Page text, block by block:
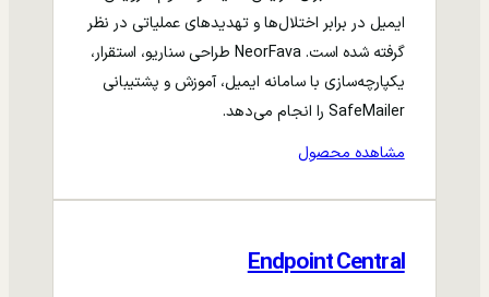
ایمیل در برابر اختلال‌ها و تهدیدهای عملیاتی در نظر
گرفته شده است. NeorFava طراحی سناریو، استقرار،
یکپارچه‌سازی با سامانه ایمیل، آموزش و پشتیبانی
SafeMailer را انجام می‌دهد.
مشاهده محصول
Endpoint Central